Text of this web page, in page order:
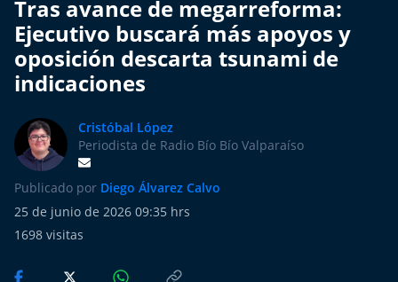
Comentarios de Tomás Mosciatti
Más de Ti Podcast
Realizadores
Retropop
De Plato en Plato
Tras avance de megarreforma:
Ejecutivo buscará más apoyos y
oposición descarta tsunami de
indicaciones
Cristóbal López
Periodista de Radio Bío Bío Valparaíso
Publicado por Diego Álvarez Calvo
25 de junio de 2026 09:35 hrs
1698 visitas